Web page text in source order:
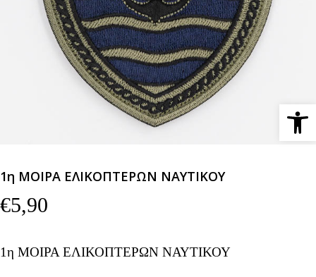
1η ΜΟΙΡΑ ΕΛΙΚΟΠΤΕΡΩΝ ΝΑΥΤΙΚΟΥ
€5,90
1η ΜΟΙΡΑ ΕΛΙΚΟΠΤΕΡΩΝ ΝΑΥΤΙΚΟΥ